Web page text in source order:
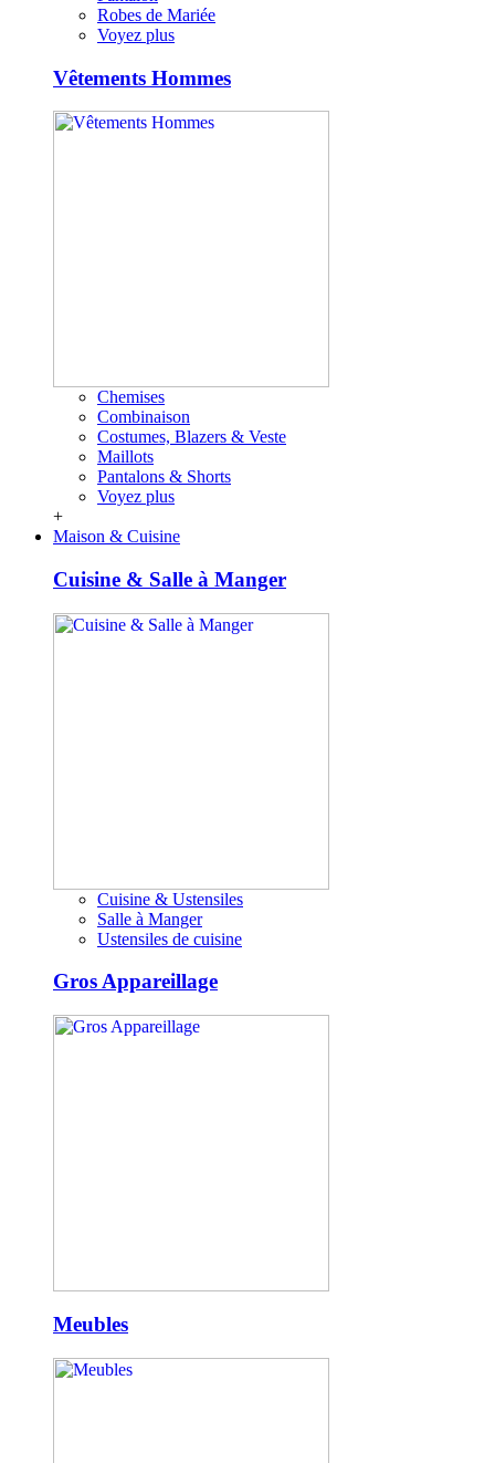
Robes de Mariée
Voyez plus
Vêtements Hommes
Chemises
Combinaison
Costumes, Blazers & Veste
Maillots
Pantalons & Shorts
Voyez plus
+
Maison & Cuisine
Cuisine & Salle à Manger
Cuisine & Ustensiles
Salle à Manger
Ustensiles de cuisine
Gros Appareillage
Meubles